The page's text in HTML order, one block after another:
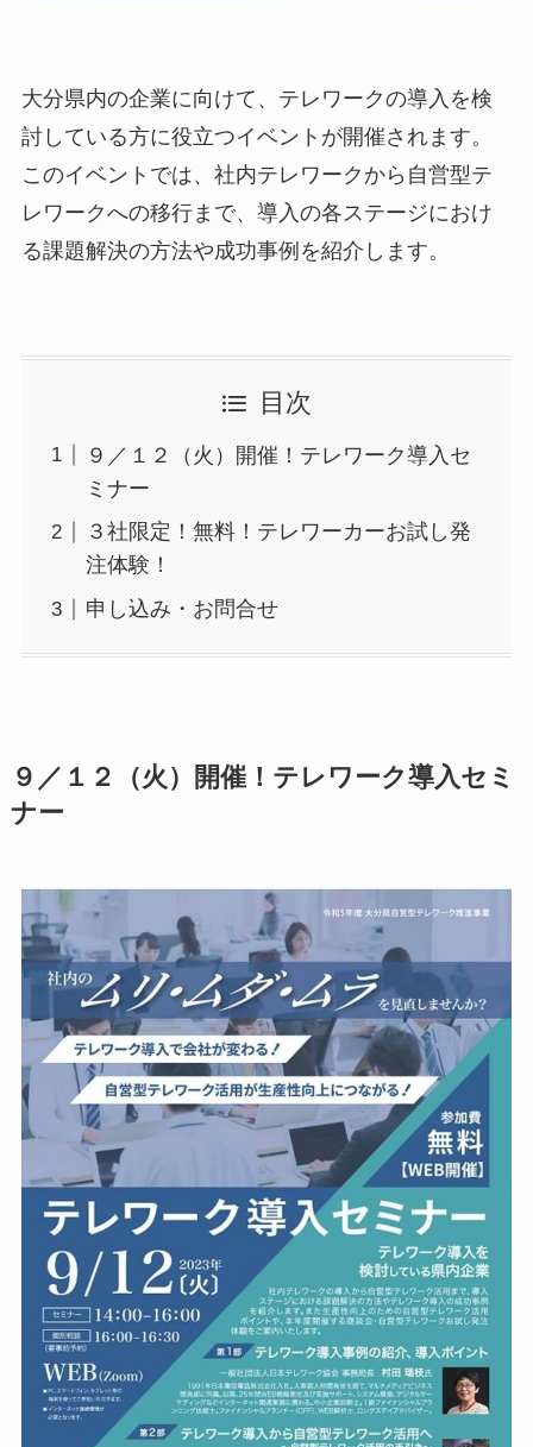
大分県内の企業に向けて、テレワークの導入を検
討している方に役立つイベントが開催されます。
このイベントでは、社内テレワークから自営型テ
レワークへの移行まで、導入の各ステージにおけ
る課題解決の方法や成功事例を紹介します。
目次
９／１２（火）開催！テレワーク導入セ
ミナー
３社限定！無料！テレワーカーお試し発
注体験！
申し込み・お問合せ
９／１２（火）開催！テレワーク導入セミ
ナー